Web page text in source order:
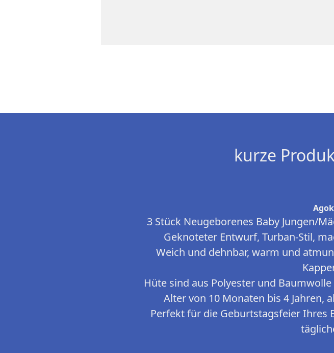
kurze
3 Stück Neugeborenes Baby Jungen/
Geknoteter Entwurf, Turban-Stil,
Weich und dehnbar, warm und
Hüte sind aus Polyester und
Alter von 10 Monaten bis 4 Jahren,
Perfekt für die Geburtstagsfeier Ihres